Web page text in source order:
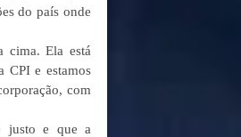
do país onde
cima. Ela está
CPI e estamos
com
justo e que a